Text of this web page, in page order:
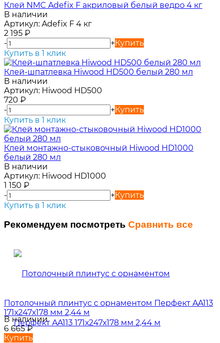
Клей NMC Adefix F акриловый белый ведро 4 кг
В наличии
Артикул: Adefix F 4 кг
2 195 ₽
-
+Купить
Купить в 1 клик
Клей-шпатлевка Hiwood HD500 белый 280 мл
В наличии
Артикул: Hiwood HD500
720 ₽
-
+Купить
Купить в 1 клик
Клей монтажно-стыковочный Hiwood HD1000
белый 280 мл
В наличии
Артикул: Hiwood HD1000
1 150 ₽
-
+Купить
Купить в 1 клик
Рекомендуем посмотреть Сравнить все
Потолочный плинтус с орнаментом Перфект AA113
171х247х178 мм 2,44 м
В наличии
6 665₽
Купить